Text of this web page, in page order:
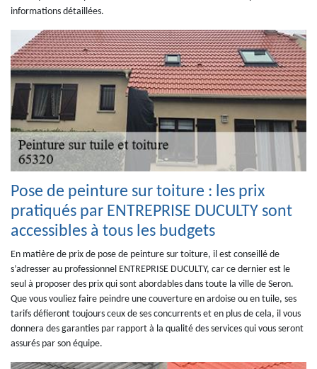
informations détaillées.
Pose de peinture sur toiture : les prix
pratiqués par ENTREPRISE DUCULTY sont
accessibles à tous les budgets
En matière de prix de pose de peinture sur toiture, il est conseillé de
s’adresser au professionnel ENTREPRISE DUCULTY, car ce dernier est le
seul à proposer des prix qui sont abordables dans toute la ville de Seron.
Que vous vouliez faire peindre une couverture en ardoise ou en tuile, ses
tarifs défieront toujours ceux de ses concurrents et en plus de cela, il vous
donnera des garanties par rapport à la qualité des services qui vous seront
assurés par son équipe.